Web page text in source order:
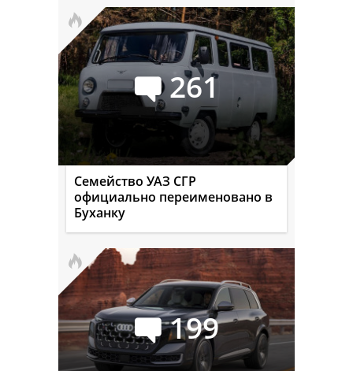
261
Семейство УАЗ СГР
официально переименовано в
Буханку
199